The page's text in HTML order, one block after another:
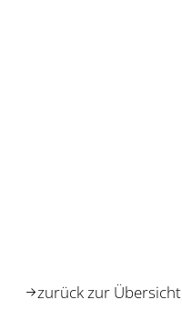
zurück zur Übersicht